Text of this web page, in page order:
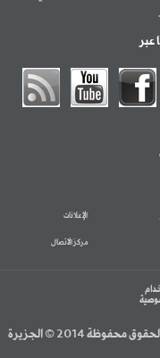
عبر
الإعلانات
مركز الاتصال
محفوظة 2014 © الجزيرة